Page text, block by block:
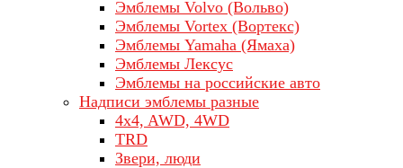
Эмблемы Volvo (Вольво)
Эмблемы Vortex (Вортекс)
Эмблемы Yamaha (Ямаха)
Эмблемы Лексус
Эмблемы на российские авто
Надписи эмблемы разные
4x4, AWD, 4WD
TRD
Звери, люди